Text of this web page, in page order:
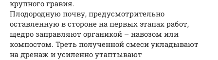
крупного гравия.
Плодородную почву, предусмотрительно
оставленную в стороне на первых этапах работ,
щедро заправляют органикой – навозом или
компостом. Треть полученной смеси укладывают
на дренаж и усиленно утаптывают